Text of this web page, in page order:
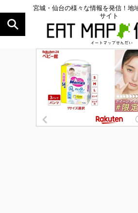
宮城・仙台の様々な情報を発信！地
サイト